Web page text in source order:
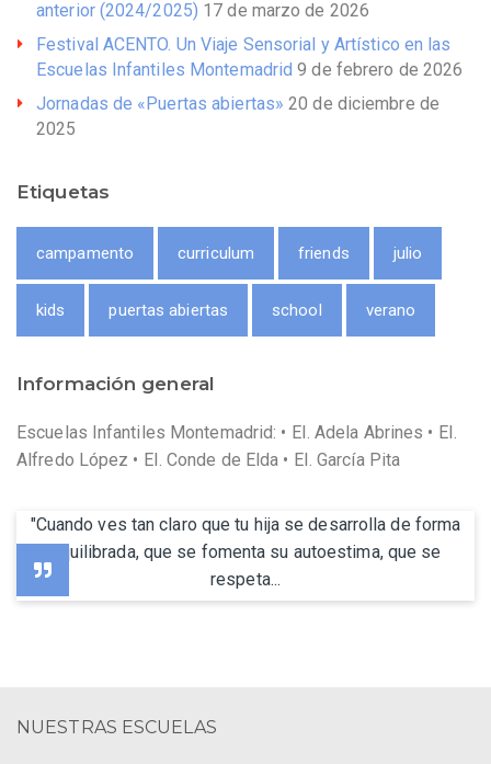
anterior (2024/2025) 17 de marzo de 2026
Festival ACENTO. Un Viaje Sensorial y Artístico en las
Escuelas Infantiles Montemadrid 9 de febrero de 2026
Jornadas de «Puertas abiertas» 20 de diciembre de
2025
Etiquetas
campamento curriculum friends julio
kids puertas abiertas school verano
Información general
Escuelas Infantiles Montemadrid: • EI. Adela Abrines • EI.
Alfredo López • EI. Conde de Elda • EI. García Pita
"Cuando ves tan claro que tu hija se desarrolla de forma
equilibrada, que se fomenta su autoestima, que se
respeta...
NUESTRAS ESCUELAS